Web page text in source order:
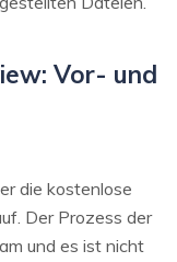
Vor- und
die kostenlose
Der Prozess der
und es ist nicht